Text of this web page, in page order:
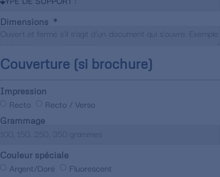
Dimensions
Couverture (si brochure)
Impression
Recto Recto / Verso
Grammage
Couleur spéciale
Argent/Doré Fluorescent